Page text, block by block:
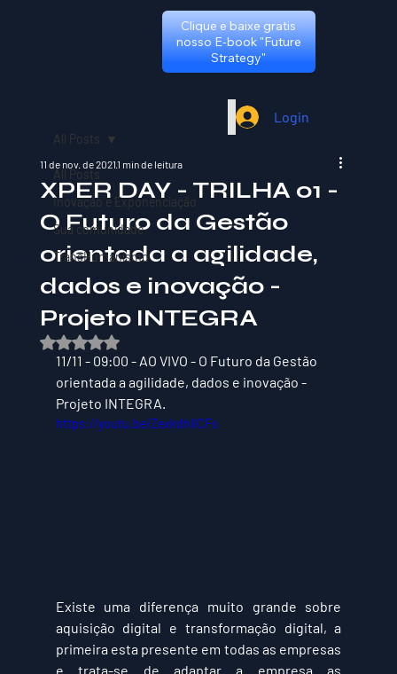
Clique e baixe gratis
nosso E-book "Future
Strategy"
Login
All Posts
Inovação e Exponenciação
Sua comunidade
TransHumanismo
All Posts
XPER DAY - TRILHA 01 -
O Futuro da Gestão
orientada a agilidade,
dados e inovação -
Projeto INTEGRA
11 de nov. de 20211 min de leitura
Avaliado com NaN de 5 estrelas.
11/11 - 09:00 - AO VIVO - O Futuro da Gestão
orientada a agilidade, dados e inovação -
Projeto INTEGRA.
https://youtu.be/ZexkdhlICFs
Existe uma diferença muito grande sobre
aquisição digital e transformação digital, a
primeira esta presente em todas as empresas
e trata-se de adaptar a empresa as